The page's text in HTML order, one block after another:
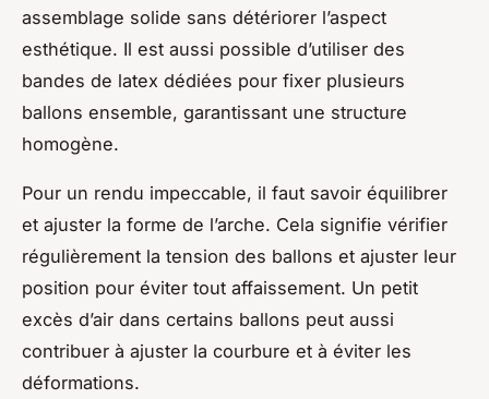
assemblage solide sans détériorer l’aspect
esthétique. Il est aussi possible d’utiliser des
bandes de latex dédiées pour fixer plusieurs
ballons ensemble, garantissant une structure
homogène.
Pour un rendu impeccable, il faut savoir équilibrer
et ajuster la forme de l’arche. Cela signifie vérifier
régulièrement la tension des ballons et ajuster leur
position pour éviter tout affaissement. Un petit
excès d’air dans certains ballons peut aussi
contribuer à ajuster la courbure et à éviter les
déformations.